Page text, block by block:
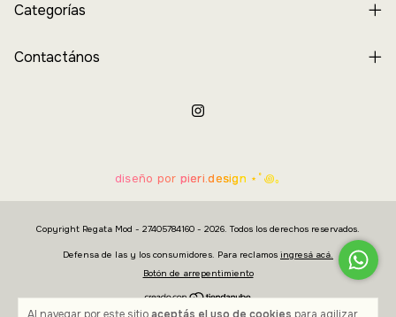
Categorías
Contactános
diseño por pieri.design ⋆˚꩜｡
Copyright Regata Mod - 27405784160 - 2026. Todos los derechos reservados.
Defensa de las y los consumidores. Para reclamos ingresá acá.
Botón de arrepentimiento